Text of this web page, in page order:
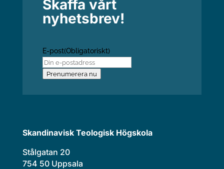
Skaffa vårt
nyhetsbrev!
E-post(Obligatoriskt)
Prenumerera nu
Skandinavisk Teologisk Högskola
Stålgatan 20
754 50 Uppsala